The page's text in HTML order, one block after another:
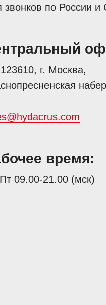
звонков по России и
г. Москва,
09.00-21.00 (мск)
время: